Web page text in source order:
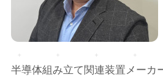
半導体組み立て関連装置メーカ